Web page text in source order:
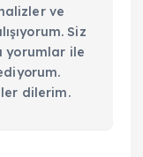
ve
Siz
yorumlar ile
dilerim.